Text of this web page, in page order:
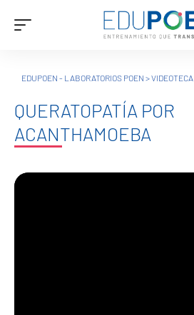
EDUPOEN - LABORATORIOS POEN >VIDEOTECA
QUERATOPATÍA POR
ACANTHAMOEBA